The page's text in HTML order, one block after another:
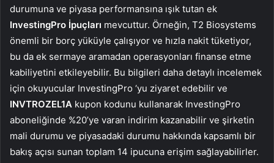
durumuna ve piyasa performansına ışık tutan ek
InvestingPro İpuçları mevcuttur. Örneğin, T2 Biosystems
önemli bir borç yüküyle çalışıyor ve hızla nakit tüketiyor,
bu da ek sermaye aramadan operasyonları finanse etme
kabiliyetini etkileyebilir. Bu bilgileri daha detaylı incelemek
için okuyucular InvestingPro ‘yu ziyaret edebilir ve
INVTROZEL1A kupon kodunu kullanarak InvestingPro
aboneliğinde %20’ye varan indirim kazanabilir ve şirketin
mali durumu ve piyasadaki durumu hakkında kapsamlı bir
bakış açısı sunan toplam 14 ipucuna erişim sağlayabilirler.